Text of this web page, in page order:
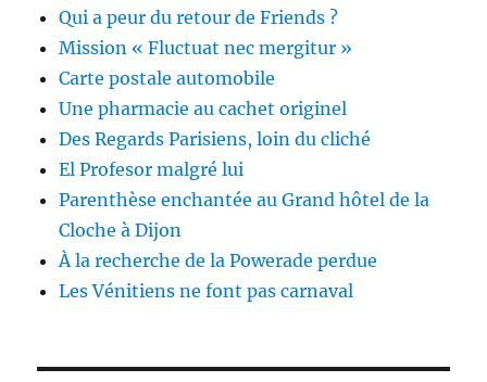
Qui a peur du retour de Friends ?
Mission « Fluctuat nec mergitur »
Carte postale automobile
Une pharmacie au cachet originel
Des Regards Parisiens, loin du cliché
El Profesor malgré lui
Parenthèse enchantée au Grand hôtel de la
Cloche à Dijon
À la recherche de la Powerade perdue
Les Vénitiens ne font pas carnaval